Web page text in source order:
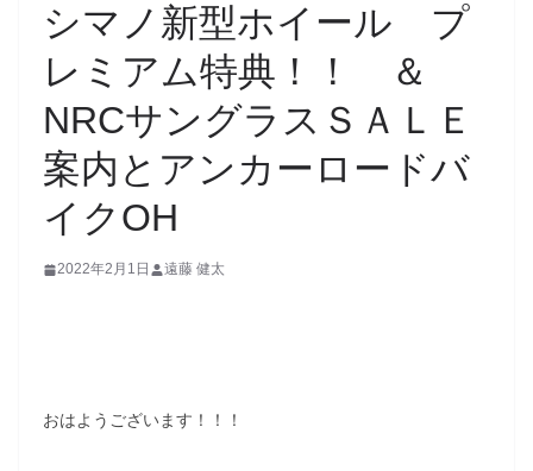
シマノ新型ホイール プ
レミアム特典！！ ＆
NRCサングラスＳＡＬＥ
案内とアンカーロードバ
イクOH
2022年2月1日 遠藤 健太
おはようございます！！！